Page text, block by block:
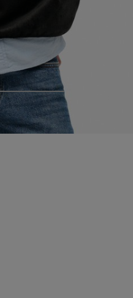
4 5 6